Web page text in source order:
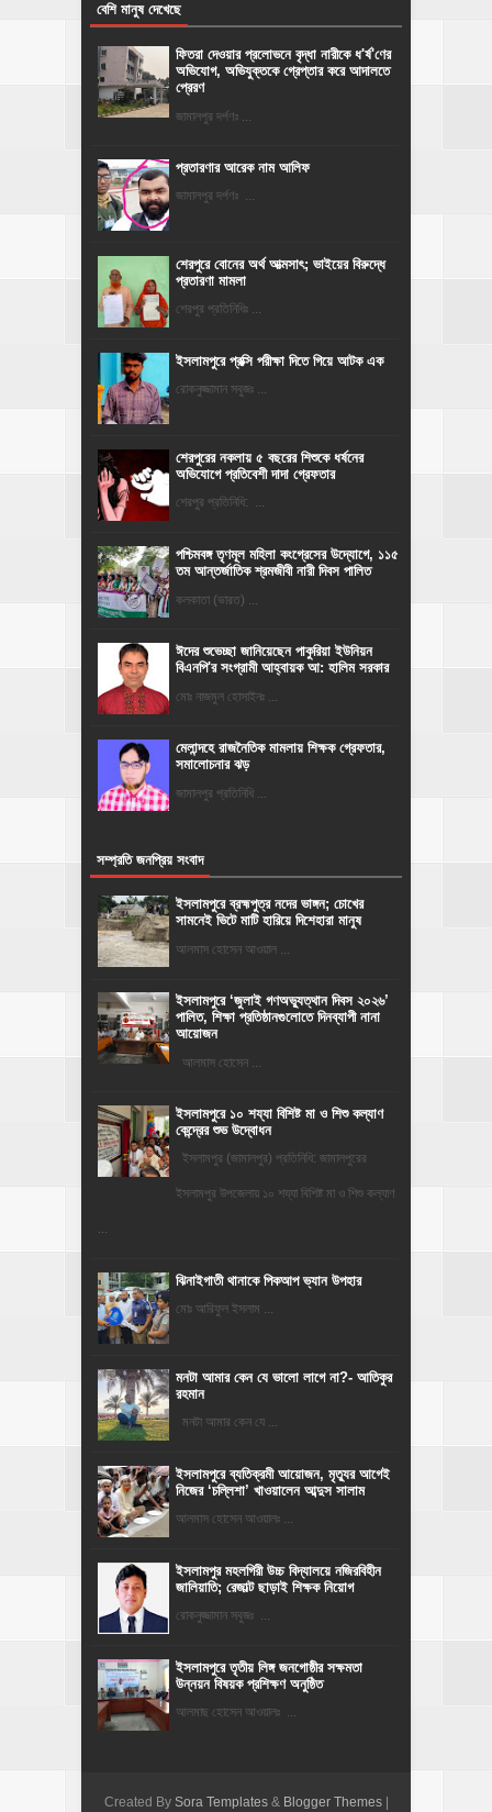
বেশি মানুষ দেখেছে
ফিতরা দেওয়ার প্রলোভনে বৃদ্ধা নারীকে ধ'র্ষ'ণের
অভিযোগ, অভিযুক্তকে গ্রেপ্তার করে আদালতে
প্রেরণ
জামালপুর দর্পণঃ ...
প্রতারণার আরেক নাম আলিফ
জামালপুর দর্পণঃ ...
শেরপুরে বোনের অর্থ আত্মসাৎ; ভাইয়ের বিরুদ্ধে
প্রতারণা মামলা
শেরপুর প্রতিনিধিঃ ...
ইসলামপুরে প্রক্সি পরীক্ষা দিতে গিয়ে আটক এক
রোকনুজ্জামান সবুজঃ ...
শেরপুরের নকলায় ৫ বছরের শিশুকে ধর্ষনের
অভিযোগে প্রতিবেশী দাদা গ্রেফতার
শেরপুর প্রতিনিধি: ...
পশ্চিমবঙ্গ তৃণমূল মহিলা কংগ্রেসের উদ্যোগে, ১১৫
তম আন্তর্জাতিক শ্রমজীবী নারী দিবস পালিত
কলকাতা (ভারত) ...
ঈদের শুভেচ্ছা জানিয়েছেন পাকুরিয়া ইউনিয়ন
বিএনপি'র সংগ্রামী আহ্বায়ক আ: হালিম সরকার
মোঃ নাজমুল হোসাইনঃ ...
মেলান্দহে রাজনৈতিক মামলায় শিক্ষক গ্রেফতার,
সমালোচনার ঝড়
জামালপুর প্রতিনিধি ...
সম্প্রতি জনপ্রিয় সংবাদ
ইসলামপুরে ব্রহ্মপুত্র নদের ভাঙ্গন; চোখের
সামনেই ভিটে মাটি হারিয়ে দিশেহারা মানুষ
আলমাস হোসেন আওয়াল ...
‎ইসলামপুরে ‘জুলাই গণঅভ্যুত্থান দিবস ২০২৬’
পালিত, শিক্ষা প্রতিষ্ঠানগুলোতে দিনব্যাপী নানা
আয়োজন
‎​আলমাস হোসেন ...
ইসলামপুরে ১০ শয্যা বিশিষ্ট মা ও শিশু কল্যাণ
কেন্দ্রের শুভ উদ্বোধন
ইসলামপুর (জামালপুর) প্রতিনিধি: জামালপুরের
ইসলামপুর উপজেলায় ১০ শয্যা বিশিষ্ট মা ও শিশু কল্যাণ
...
ঝিনাইগাতী থানাকে পিকআপ ভ্যান উপহার
মোঃ আরিফুল ইসলাম ...
মনটা আমার কেন যে ভালো লাগে না?- আতিকুর
রহমান
মনটা আমার কেন যে ...
‎ইসলামপুরে ব্যতিক্রমী আয়োজন, মৃত্যুর আগেই
নিজের ‘চল্লিশা’ খাওয়ালেন আব্দুস সালাম
আলমাস হোসেন আওয়ালঃ ...
​ইসলামপুর মহলগিরী উচ্চ বিদ্যালয়ে নজিরবিহীন
জালিয়াতি; রেজাল্ট ছাড়াই শিক্ষক নিয়োগ
রোকনুজ্জামান সবুজঃ ...
ইসলামপুরে তৃতীয় লিঙ্গ জনগোষ্ঠীর সক্ষমতা
উন্নয়ন বিষয়ক প্রশিক্ষণ অনুষ্ঠিত
আলমাছ হোসেন আওয়ালঃ ...
Created By Sora Templates& Blogger Themes|